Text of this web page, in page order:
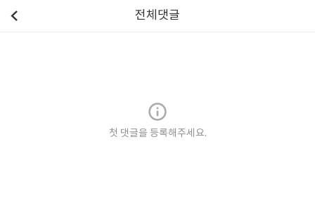
전체댓글
첫 댓글을 등록해주세요.